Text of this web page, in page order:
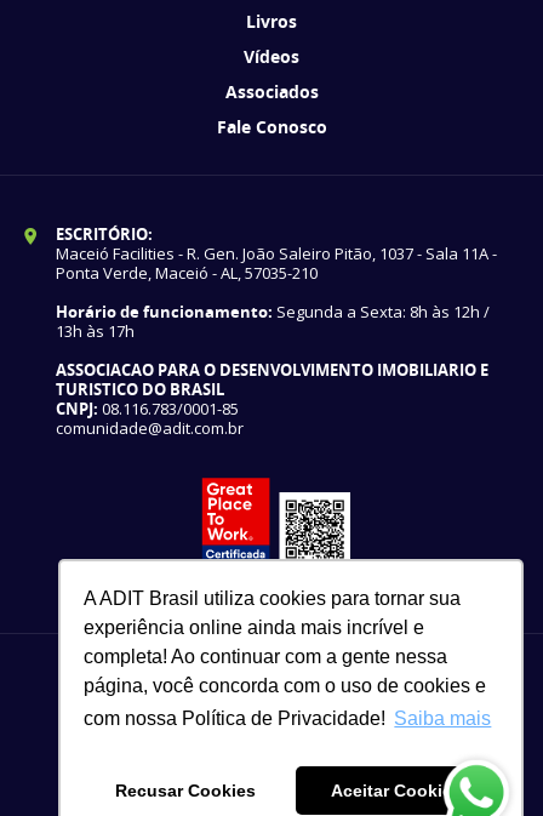
A ADIT Brasil utiliza cookies para tornar sua
experiência online ainda mais incrível e
completa! Ao continuar com a gente nessa
página, você concorda com o uso de cookies e
com nossa Política de Privacidade! Saiba mais
Recusar Cookies Aceitar Cookies
Livros
Vídeos
Associados
Fale Conosco
ESCRITÓRIO:
Maceió Facilities - R. Gen. João Saleiro Pitão, 1037 - Sala 11A -
Ponta Verde, Maceió - AL, 57035-210
Horário de funcionamento: Segunda a Sexta: 8h às 12h /
13h às 17h
ASSOCIACAO PARA O DESENVOLVIMENTO IMOBILIARIO E
TURISTICO DO BRASIL
CNPJ: 08.116.783/0001-85
comunidade@adit.com.br
Copyright © 2021